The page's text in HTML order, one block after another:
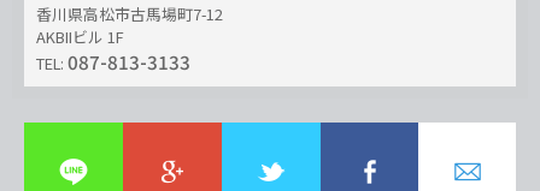
香川県高松市古馬場町7-12
AKBIIビル 1F
TEL: 087-813-3133